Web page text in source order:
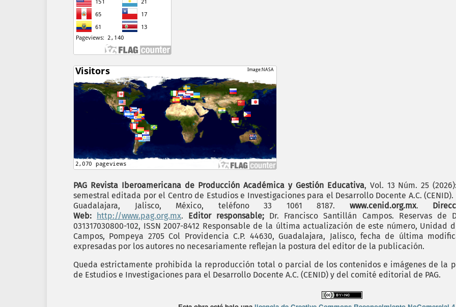
PAG Revista Iberoamericana de Producción Académica y Gestión Educativa, Vol. 13 Núm. 25
semestral editada por el Centro de Estudios e Investigaciones para el Desarrollo Docente A.C. (CENID).
Guadalajara, Jalisco, México, teléfono 33 1061 8187. www.cenid.org.mx.
Web: http://www.pag.org.mx. Editor responsable; Dr. Francisco Santillán Campos. Reservas de
031317030800-102, ISSN 2007-8412 Responsable de la última actualización de este número, Unidad
Campos, Pompeya 2705 Col Providencia C.P. 44630, Guadalajara, Jalisco, fecha de última
expresadas por los autores no necesariamente reflejan la postura del editor de la publicación.
Queda estrictamente prohibida la reproducción total o parcial de los contenidos e imágenes de la
de Estudios e Investigaciones para el Desarrollo Docente A.C. (CENID) y del comité editorial de PAG.